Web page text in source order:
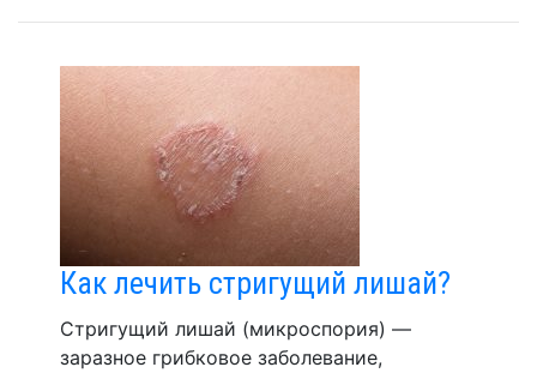
Как лечить стригущий лишай?
Стригущий лишай (микроспория) —
заразное грибковое заболевание,